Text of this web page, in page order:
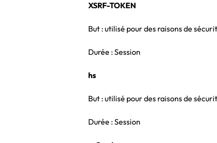
XSRF-TOKEN
But : utilisé pour des raisons de
Durée : Session
hs
But : utilisé pour des raisons de
Durée : Session